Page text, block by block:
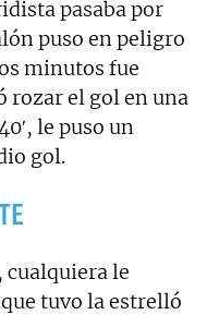
pasaba por
puso en peligro
minutos fue
rozar el gol en una
le puso un
gol.
cualquiera le
tuvo la estrelló